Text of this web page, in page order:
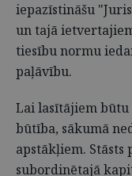
iepazīstināšu
un tajā
tiesību normu
paļāvību.
Lai lasītājiem
būtība, sākumā
apstākļiem.
subordinētajā